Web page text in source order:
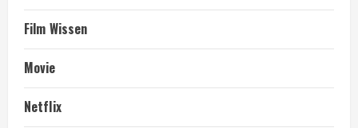
Film Wissen
Movie
Netflix